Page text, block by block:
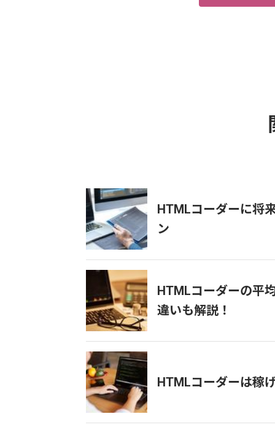
HTMLコーダーに将
ン
HTMLコーダーの平
違いも解説！
HTMLコーダーは稼